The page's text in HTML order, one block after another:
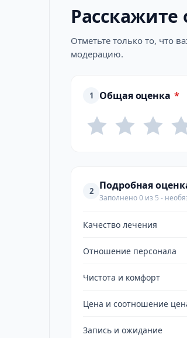
Расскажите
Отметьте только то, что
модерацию.
1 Общая оценка *
2 Подробная
Заполнено 0 из 5 -
Качество лечения
Отношение персонала
Чистота и комфорт
Цена и соотношение
Запись и ожидание